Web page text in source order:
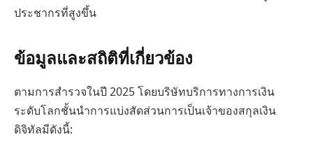
ประชากรที่สูงขึ้น
ข้อมูลและสถิติที่เกี่ยวข้อง
ตามการสำรวจในปี 2025 โดยบริษัทบริการทางการเงิน
ระดับโลกชั้นนำการแบ่งสัดส่วนการเป็นเจ้าของสกุลเงิน
ดิจิทัลมีดังนี้: